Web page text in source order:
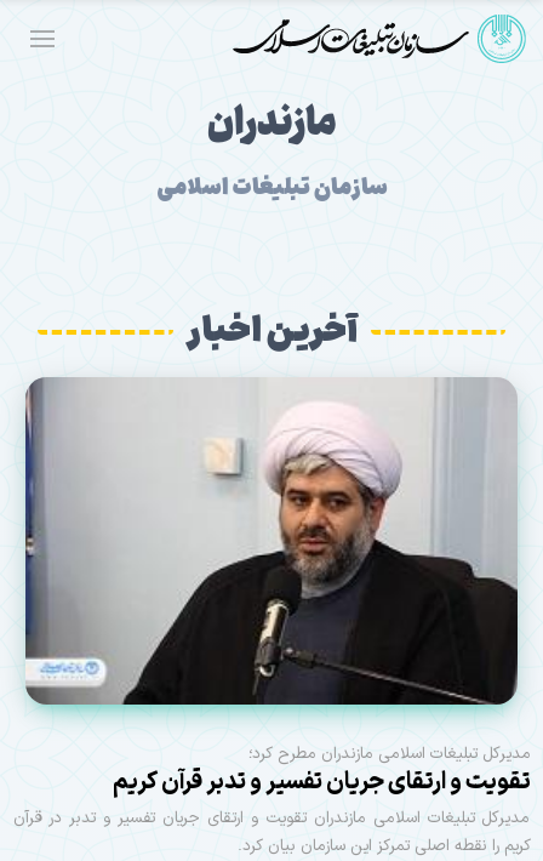
مازندران
سازمان تبلیغات اسلامی
آخرین اخبار
مدیرکل تبلیغات اسلامی مازندران مطرح کرد؛
تقویت و ارتقای جریان تفسیر و تدبر قرآن کریم
مدیرکل تبلیغات اسلامی مازندران تقویت و ارتقای جریان تفسیر و تدبر در قرآن
کریم را نقطه اصلی تمرکز این سازمان بیان کرد.